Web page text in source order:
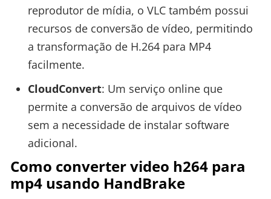
reprodutor de mídia, o VLC também possui
recursos de conversão de vídeo, permitindo
a transformação de H.264 para MP4
facilmente.
CloudConvert: Um serviço online que
permite a conversão de arquivos de vídeo
sem a necessidade de instalar software
adicional.
Como converter video h264 para
mp4 usando HandBrake